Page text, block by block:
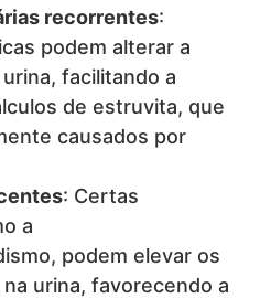
recorrentes:
podem alterar a
facilitando a
de estruvita, que
causados por
: Certas
a
podem elevar os
urina, favorecendo a